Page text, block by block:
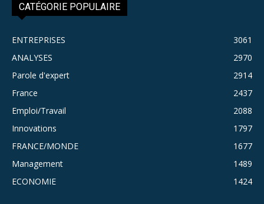
CATÉGORIE POPULAIRE
ENTREPRISES
3061
ANALYSES
2970
Parole d'expert
2914
France
2437
Emploi/Travail
2088
Innovations
1797
FRANCE/MONDE
1677
Management
1489
ECONOMIE
1424